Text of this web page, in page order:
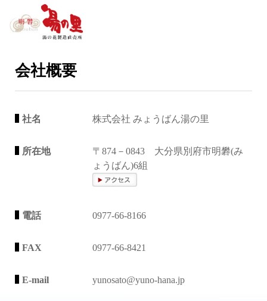
会社概要
社名 株式会社 みょうばん湯の里
所在地
〒874－0843 大分県別府市明礬(み
ょうばん)6組
電話 0977-66-8166
FAX 0977-66-8421
E-mail yunosato@yuno-hana.jp